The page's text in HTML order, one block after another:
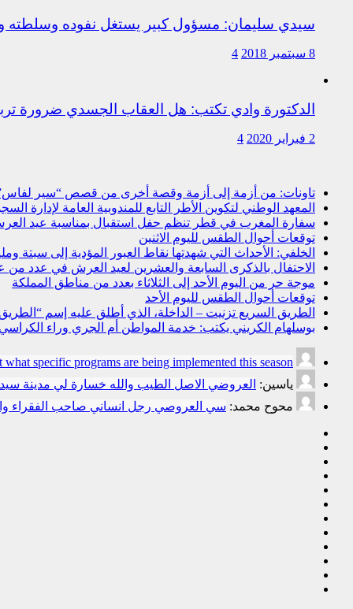
سيدي سليمان: مسؤول كبير يستغل نفوده وسلطته
8 سبتمبر 2018 4
الدكتورة وادي تكتب: هل العقاب الجسدي ضرورة
2 فبراير 2020 4
تاونات: من أزمة إلى أزمة وقصة أخرى من قصص “سير
المعهد الوطني لتكوين الأطر التابع للمندوبية العامة
سفارة المغرب في قطر تنظم حفل استقبال بمناسبة عيد
توقعات أحوال الطقس لليوم الاثنين
الخلفي: الأحداث التي شهدتها نقاط العبور المؤدية إلى
الاحتفال بالذكرى السابعة والعشرين لعيد العرش في عدد
موجة حر من اليوم الأحد إلى الثلاثاء بعدد من مناطق المملكة
توقعات أحوال الطقس لليوم الأحد
الطريق السريع تزنيت – الداخلة، الذي أطلق عليه إسم
بوسلهام الكريني يكتب: خدمة المواطن أم الجري وراء
specific programs are being implemented this season.
ياسين: العروضي الاصل الطيب والله خسارة لي مدينة
محوح محمد: سي العروصي رجل انساني صاحب الفقراء